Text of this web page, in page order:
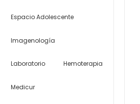
Espacio Adolescente
Imagenología
Laboratorio Hemoterapia
Medicur